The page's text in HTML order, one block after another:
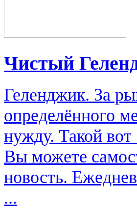
Чистый
Геленджик. За
определённого
нужду. Такой
Вы можете
новость.
...